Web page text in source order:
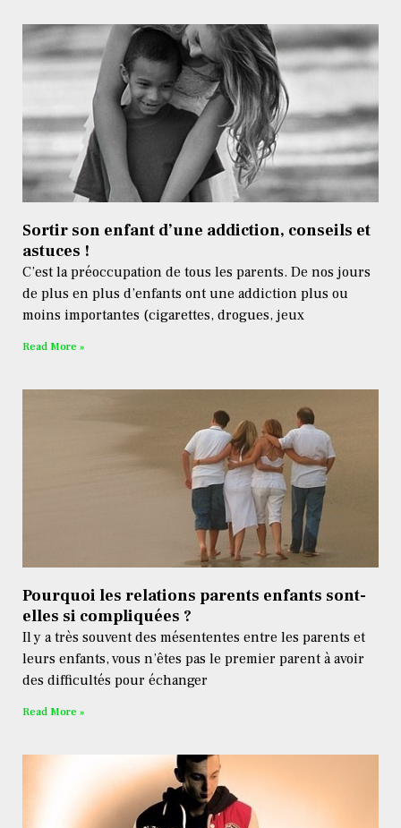
Sortir son enfant d’une addiction, conseils et
astuces !
C’est la préoccupation de tous les parents. De nos jours
de plus en plus d’enfants ont une addiction plus ou
moins importantes (cigarettes, drogues, jeux
Read More »
Pourquoi les relations parents enfants sont-
elles si compliquées ?
Il y a très souvent des mésententes entre les parents et
leurs enfants, vous n’êtes pas le premier parent à avoir
des difficultés pour échanger
Read More »